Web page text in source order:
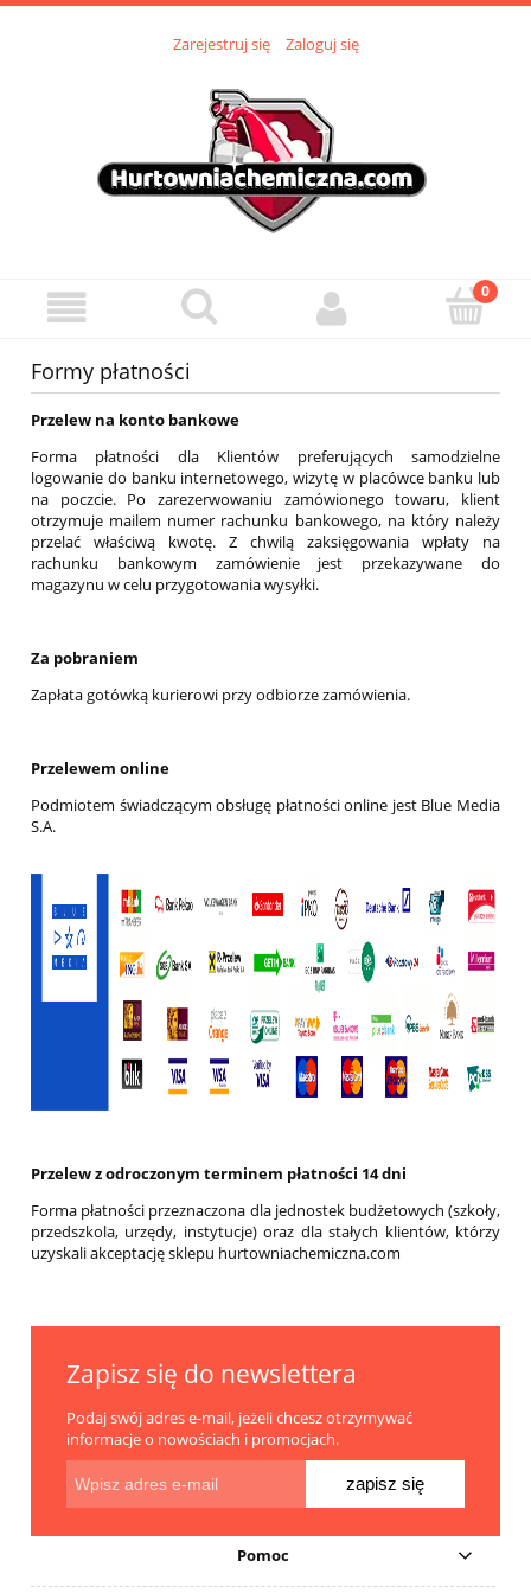
Zarejestruj się Zaloguj się
Formy płatności
Przelew na konto bankowe
Forma płatności dla Klientów preferujących samodzielne
logowanie do banku internetowego, wizytę w placówce banku lub
na poczcie. Po zarezerwowaniu zamówionego towaru, klient
otrzymuje mailem numer rachunku bankowego, na który należy
przelać właściwą kwotę. Z chwilą zaksięgowania wpłaty na
rachunku bankowym zamówienie jest przekazywane do
magazynu w celu przygotowania wysyłki.
Za pobraniem
Zapłata gotówką kurierowi przy odbiorze zamówienia.
Przelewem online
Podmiotem świadczącym obsługę płatności online jest Blue Media
S.A.
Przelew z odroczonym terminem płatności 14 dni
Forma płatności przeznaczona dla jednostek budżetowych (szkoły,
przedszkola, urzędy, instytucje) oraz dla stałych klientów, którzy
uzyskali akceptację sklepu hurtowniachemiczna.com
Zapisz się do newslettera
Podaj swój adres e-mail, jeżeli chcesz otrzymywać
informacje o nowościach i promocjach.
zapisz się
Pomoc